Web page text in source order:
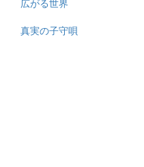
広がる世界
真実の子守唄